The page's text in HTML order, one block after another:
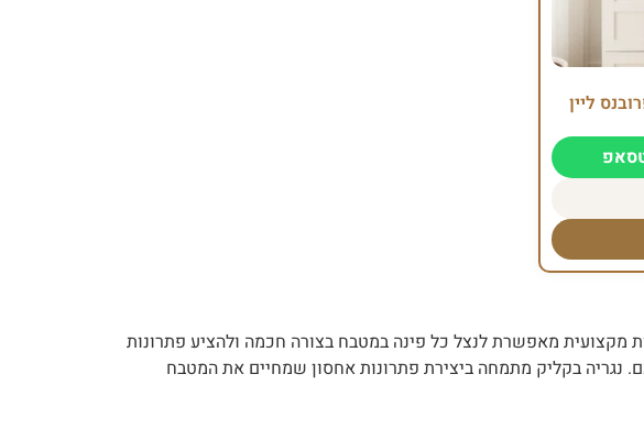
ליין
מקצועית מאפשרת לנצל כל פינה במטבח בצורה חכמה ולהציע פתרונות
נגריה בקליק מתמחה ביצירת פתרונות אחסון שמחיים את המטבח